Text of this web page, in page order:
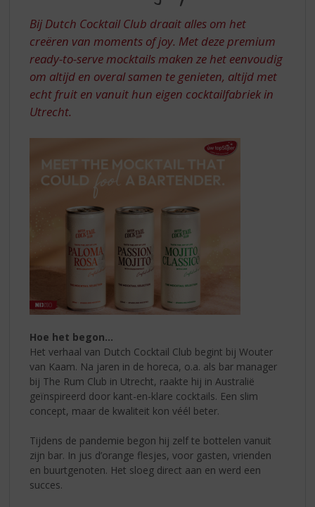
THE
JOY
OF
LIFE
Bij Dutch Cocktail Club draait alles om het
creëren van moments of joy. Met deze premium
ready-to-serve mocktails maken ze het eenvoudig
om altijd en overal samen te genieten, altijd met
echt fruit en vanuit hun eigen cocktailfabriek in
Utrecht.
Hoe het begon…
Het verhaal van Dutch Cocktail Club begint bij Wouter
van Kaam. Na jaren in de horeca, o.a. als bar manager
bij The Rum Club in Utrecht, raakte hij in Australië
geïnspireerd door kant-en-klare cocktails. Een slim
concept, maar de kwaliteit kon véél beter.
Tijdens de pandemie begon hij zelf te bottelen vanuit
zijn bar. In jus d’orange flesjes, voor gasten, vrienden
en buurtgenoten. Het sloeg direct aan en werd een
succes.